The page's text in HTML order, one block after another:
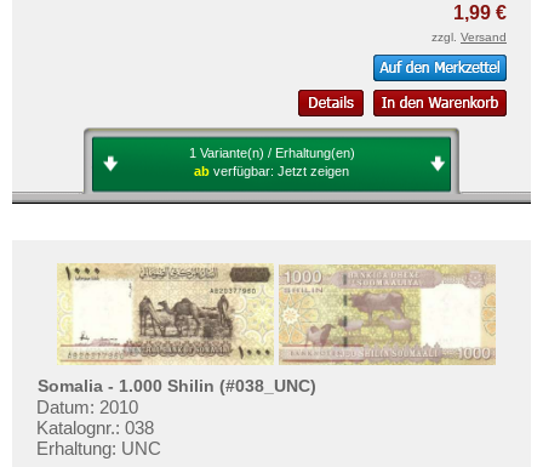
1,99 €
zzgl. Versand
1 Variante(n) / Erhaltung(en)
ab verfügbar: Jetzt zeigen
Somalia - 1.000 Shilin (#038_UNC)
Datum: 2010
Katalognr.: 038
Erhaltung: UNC